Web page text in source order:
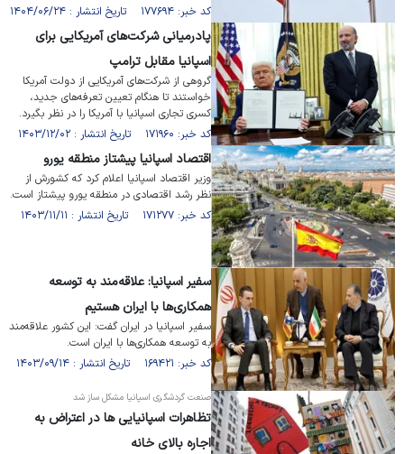
کد خبر: ۱۷۷۶۹۴ تاریخ انتشار : ۱۴۰۴/۰۶/۲۴
پادرمیانی شرکت‌های آمریکایی برای
اسپانیا مقابل ترامپ
گروهی از شرکت‌های آمریکایی از دولت آمریکا
خواستند تا هنگام تعیین تعرفه‌های جدید،
کسری تجاری اسپانیا با آمریکا را در نظر بگیرد.
کد خبر: ۱۷۱۹۶۰ تاریخ انتشار : ۱۴۰۳/۱۲/۰۲
اقتصاد اسپانیا پیشتاز منطقه یورو
وزیر اقتصاد اسپانیا اعلام کرد که کشورش از
نظر رشد اقتصادی در منطقه یورو پیشتاز است.
کد خبر: ۱۷۱۲۷۷ تاریخ انتشار : ۱۴۰۳/۱۱/۱۱
سفیر اسپانیا: علاقه‌مند به توسعه
همکاری‌ها با ایران هستیم
سفیر اسپانیا در ایران گفت: این کشور علاقه‌مند
به توسعه همکاری‌ها با ایران است.
کد خبر: ۱۶۹۴۲۱ تاریخ انتشار : ۱۴۰۳/۰۹/۱۴
صنعت گردشگری اسپانیا مشکل ساز شد
تظاهرات اسپانیایی ها در اعتراض به
اجاره بالای خانه